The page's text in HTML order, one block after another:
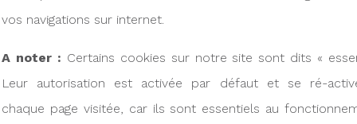
vos navigations sur internet.
A noter : Certains cookies sur notre site sont dits «
Leur autorisation est activée par défaut et se ré-
chaque page visitée, car ils sont essentiels au